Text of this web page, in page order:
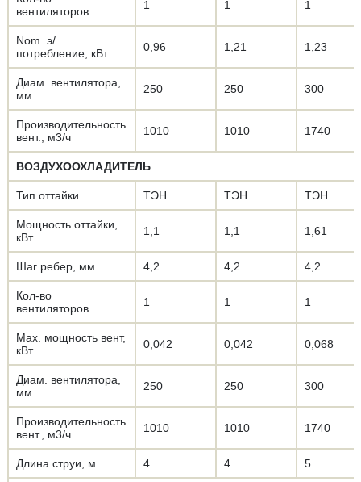
вентиляторов
1 1 1
Nom. э/
потребление, кВт
0,96 1,21 1,23
Диам. вентилятора,
мм
250 250 300
Производительность
вент., м3/ч
1010 1010 1740
ВОЗДУХООХЛАДИТЕЛЬ
Тип оттайки ТЭН ТЭН ТЭН
Мощность оттайки,
кВт
1,1 1,1 1,61
Шаг ребер, мм 4,2 4,2 4,2
Кол-во
вентиляторов
1 1 1
Max. мощность вент,
кВт
0,042 0,042 0,068
Диам. вентилятора,
мм
250 250 300
Производительность
вент., м3/ч
1010 1010 1740
Длина струи, м 4 4 5